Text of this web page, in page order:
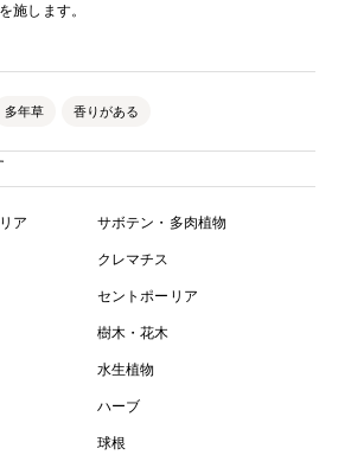
施します。
多年草 香りがある
ア サボテン・多肉植物
クレマチス
セントポーリア
樹木・花木
水生植物
ハーブ
球根